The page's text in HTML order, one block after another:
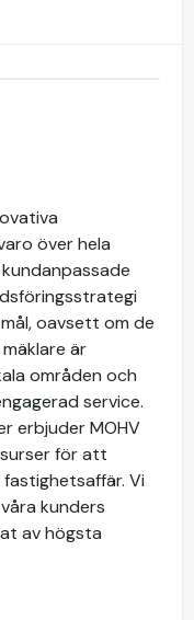
över hela
oavsett om de
är
områden och
service.
erbjuder MOHV
för att
Vi
kunders
av högsta